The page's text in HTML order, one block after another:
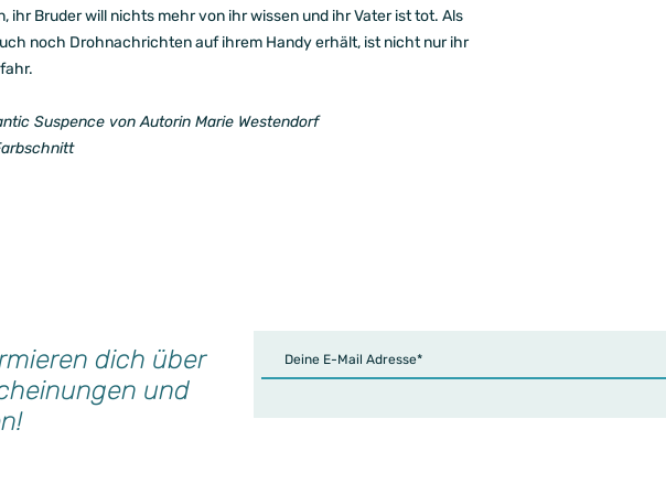
ihr Bruder will nichts mehr von ihr wissen und ihr Vater ist tot. Als
noch Drohnachrichten auf ihrem Handy erhält, ist nicht nur ihr
Suspence von Autorin Marie Westendorf
dich über
und